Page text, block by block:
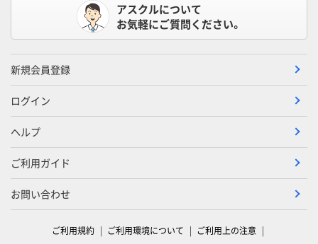
アスクルについて
お気軽にご質問ください。
新規会員登録
ログイン
ヘルプ
ご利用ガイド
お問い合わせ
ご利用規約 ご利用環境について ご利用上の注意